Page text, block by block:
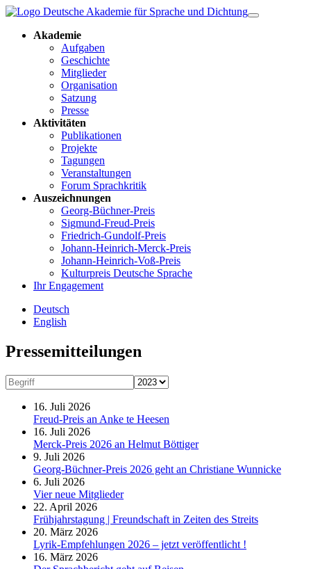
Akademie
Aufgaben
Geschichte
Mitglieder
Organisation
Satzung
Presse
Aktivitäten
Publikationen
Projekte
Tagungen
Veranstaltungen
Forum Sprachkritik
Auszeichnungen
Georg-Büchner-Preis
Sigmund-Freud-Preis
Friedrich-Gundolf-Preis
Johann-Heinrich-Merck-Preis
Johann-Heinrich-Voß-Preis
Kulturpreis Deutsche Sprache
Ihr Engagement
Deutsch
English
Presse­mitteilungen
16. Juli 2026
Freud-Preis an Anke te Heesen
16. Juli 2026
Merck-Preis 2026 an Helmut Böttiger
9. Juli 2026
Georg-Büchner-Preis 2026 geht an Christiane Wunnicke
6. Juli 2026
Vier neue Mitglieder
22. April 2026
Frühjahrstagung | Freundschaft in Zeiten des Streits
20. März 2026
Lyrik-Empfehlungen 2026 – jetzt veröffentlicht !
16. März 2026